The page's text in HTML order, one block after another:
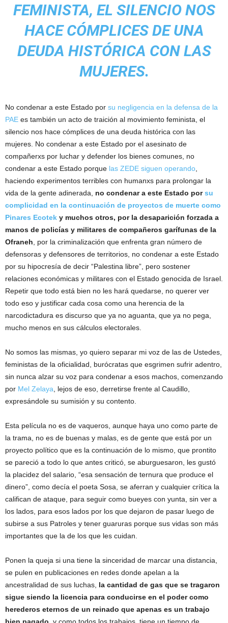
FEMINISTA, EL SILENCIO NOS
HACE CÓMPLICES DE UNA
DEUDA HISTÓRICA CON LAS
MUJERES.
No condenar a este Estado por su negligencia en la defensa de la
PAE es también un acto de traición al movimiento feminista, el
silencio nos hace cómplices de una deuda histórica con las
mujeres. No condenar a este Estado por el asesinato de
compañerxs por luchar y defender los bienes comunes, no
condenar a este Estado porque las ZEDE siguen operando
haciendo experimentos terribles con humanxs para prolongar la
vida de la gente adinerada, no condenar a este Estado porsu
complicidad en la continuación de proyectos de muerte como
Pinares Ecotek y muchos otros, por la desaparición forzada a
manos de policías y militares de compañeros garífunas de la
Ofraneh , por la criminalización que enfrenta gran número de
defensoras y defensores de territorios, no condenar a este Estado
por su hipocresía de decir “Palestina libre”, pero sostener
relaciones económicas y militares con el Estado genocida de Israel.
Repetir que todo está bien no les hará quedarse, no querer ver
todo eso y justificar cada cosa como una herencia de la
narcodictadura es discurso que ya no aguanta, que ya no pega,
mucho menos en sus cálculos electorales.
No somos las mismas, yo quiero separar mi voz de las de Ustedes,
feministas de la oficialidad, burócratas que esgrimen sufrir adentro,
sin nunca alzar su voz para condenar a esos machos, comenzando
por Mel Zelaya , lejos de eso, derretirse frente al Caudillo,
expresándole su sumisión y su contento.
Esta película no es de vaqueros, aunque haya uno como parte de
la trama, no es de buenas y malas, es de gente que está por un
proyecto político que es la continuación de lo mismo, que prontito
se pareció a todo lo que antes criticó, se aburguesaron, les gustó
la placidez del salario, “esa sensación de ternura que produce el
dinero”, como decía el poeta Sosa, se aferran y cualquier crítica la
califican de ataque, para seguir como bueyes con yunta, sin ver a
los lados, para esos lados por los que dejaron de pasar luego de
subirse a sus Patroles y tener guaruras porque sus vidas son más
importantes que la de los que les cuidan.
Ponen la queja si una tiene la sinceridad de marcar una distancia,
se pulen en publicaciones en redes donde apelan a la
ancestralidad de sus luchas, la cantidad de gas que se tragaron
sigue siendo la licencia para conducirse en el poder como
herederos eternos de un reinado que apenas es un trabajo
bien pagado , y como todos los trabajos, tiene un tiempo de